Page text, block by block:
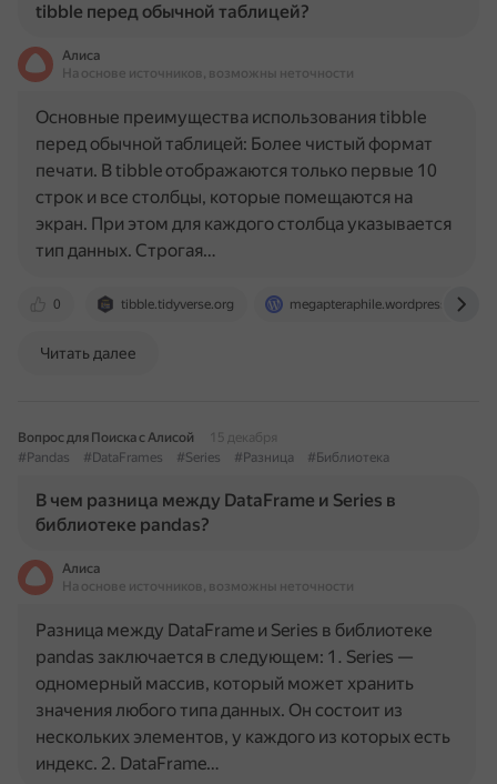
tibble перед обычной таблицей?
Алиса
На основе источников, возможны неточности
0 tibble.tidyverse.org megapteraphile.wordpress.com
Основные преимущества использования tibble
перед обычной таблицей: Более чистый формат
печати. В tibble отображаются только первые 10
строк и все столбцы, которые помещаются на
экран. При этом для каждого столбца указывается
тип данных. Строгая…
Читать далее
Вопрос для Поиска с Алисой
15 декабря
#Pandas
#DataFrames #Series #Разница #Библиотека
В чем разница между DataFrame и Series в
библиотеке pandas?
Алиса
На основе источников, возможны неточности
Разница между DataFrame и Series в библиотеке
pandas заключается в следующем: 1. Series —
одномерный массив, который может хранить
значения любого типа данных. Он состоит из
нескольких элементов, у каждого из которых есть
индекс. 2. DataFrame…